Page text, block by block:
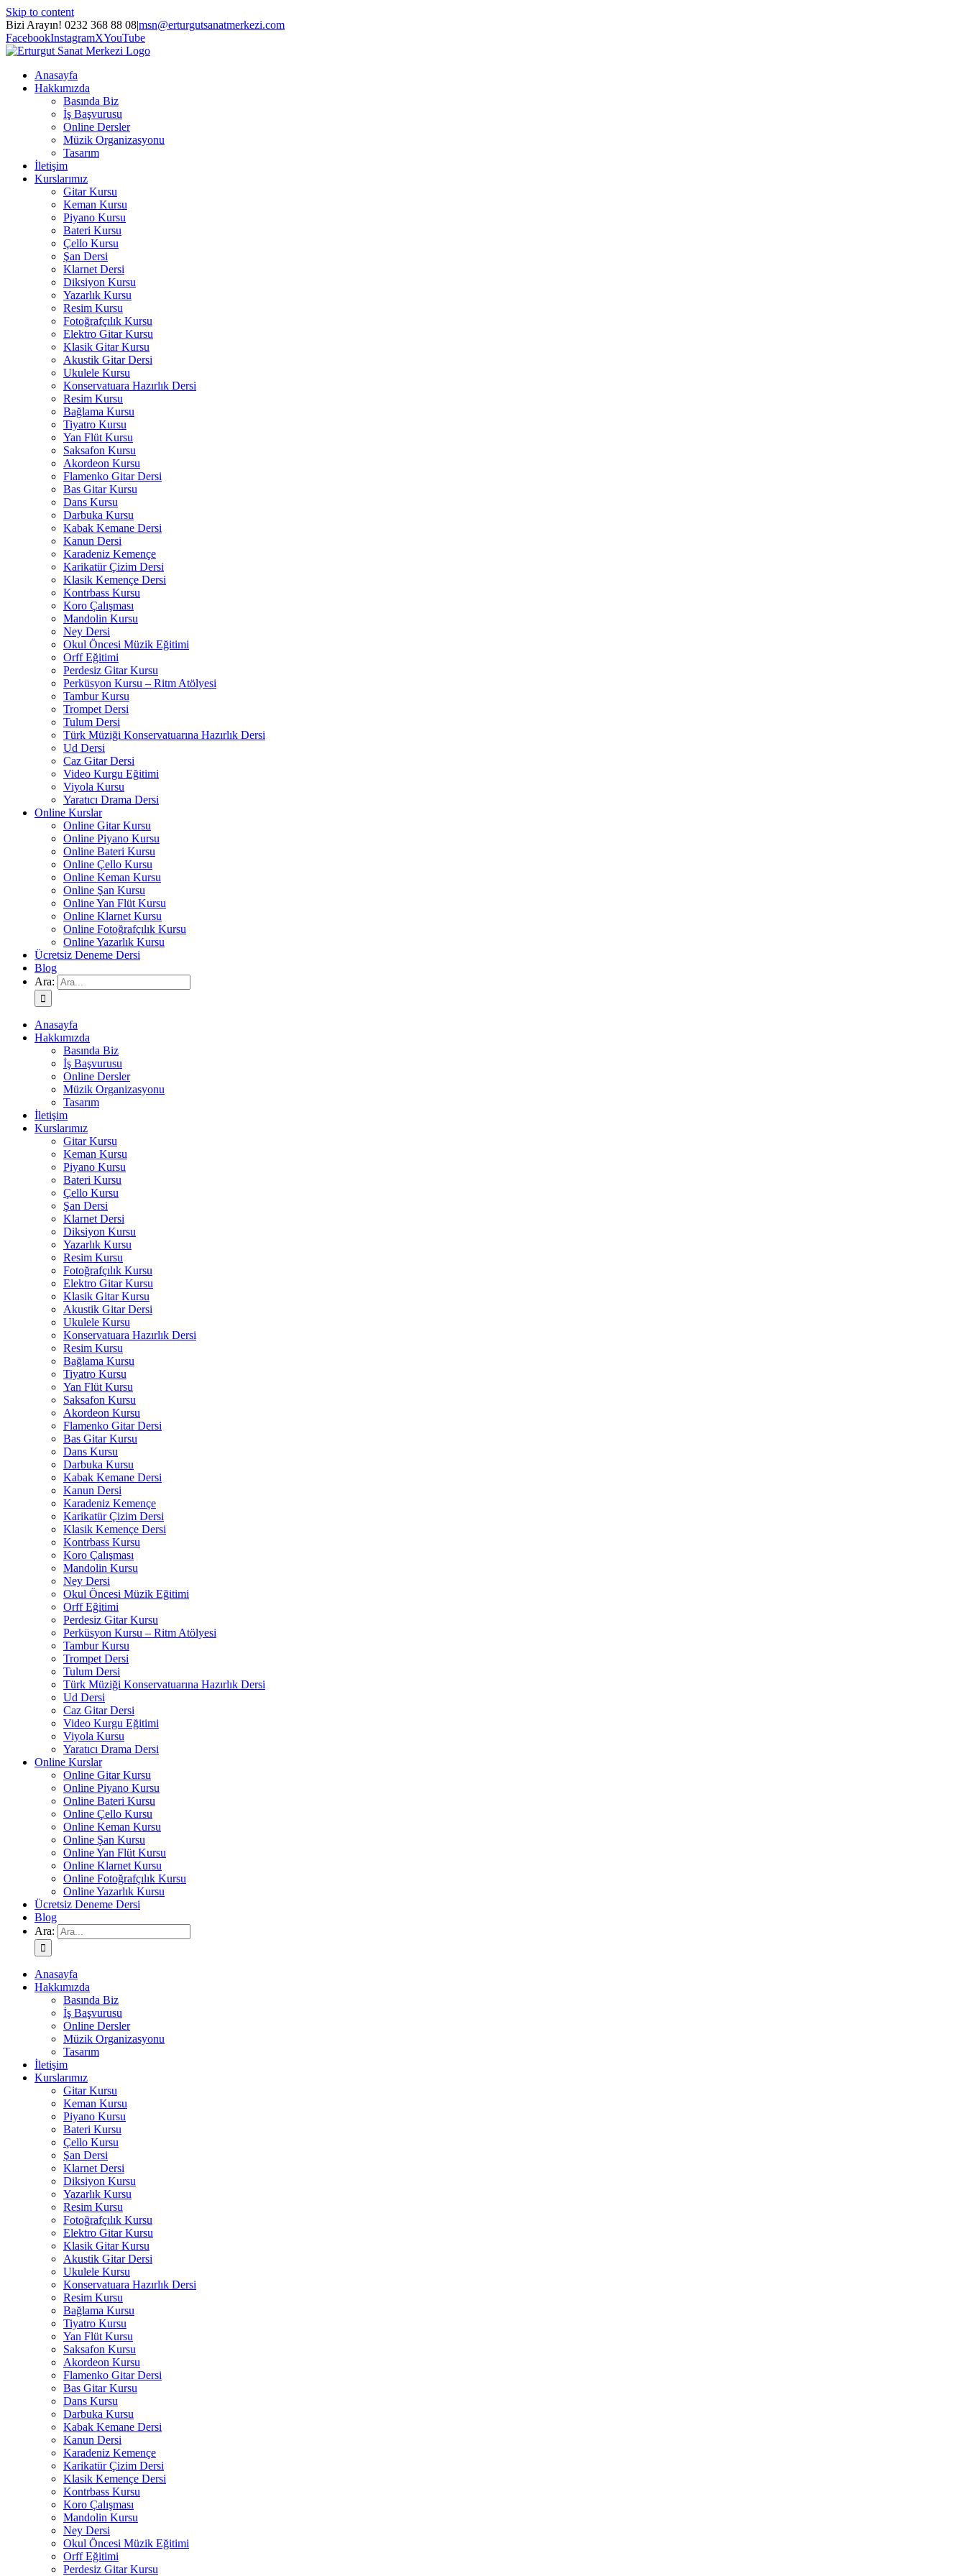
Skip to content
Bizi Arayın! 0232 368 88 08|msn@erturgutsanatmerkezi.com
FacebookInstagramXYouTube
Anasayfa
Hakkımızda
Basında Biz
İş Başvurusu
Online Dersler
Müzik Organizasyonu
Tasarım
İletişim
Kurslarımız
Gitar Kursu
Keman Kursu
Piyano Kursu
Bateri Kursu
Çello Kursu
Şan Dersi
Klarnet Dersi
Diksiyon Kursu
Yazarlık Kursu
Resim Kursu
Fotoğrafçılık Kursu
Elektro Gitar Kursu
Klasik Gitar Kursu
Akustik Gitar Dersi
Ukulele Kursu
Konservatuara Hazırlık Dersi
Resim Kursu
Bağlama Kursu
Tiyatro Kursu
Yan Flüt Kursu
Saksafon Kursu
Akordeon Kursu
Flamenko Gitar Dersi
Bas Gitar Kursu
Dans Kursu
Darbuka Kursu
Kabak Kemane Dersi
Kanun Dersi
Karadeniz Kemençe
Karikatür Çizim Dersi
Klasik Kemençe Dersi
Kontrbass Kursu
Koro Çalışması
Mandolin Kursu
Ney Dersi
Okul Öncesi Müzik Eğitimi
Orff Eğitimi
Perdesiz Gitar Kursu
Perküsyon Kursu – Ritm Atölyesi
Tambur Kursu
Trompet Dersi
Tulum Dersi
Türk Müziği Konservatuarına Hazırlık Dersi
Ud Dersi
Caz Gitar Dersi
Video Kurgu Eğitimi
Viyola Kursu
Yaratıcı Drama Dersi
Online Kurslar
Online Gitar Kursu
Online Piyano Kursu
Online Bateri Kursu
Online Çello Kursu
Online Keman Kursu
Online Şan Kursu
Online Yan Flüt Kursu
Online Klarnet Kursu
Online Fotoğrafçılık Kursu
Online Yazarlık Kursu
Ücretsiz Deneme Dersi
Blog
Ara:
Anasayfa
Hakkımızda
Basında Biz
İş Başvurusu
Online Dersler
Müzik Organizasyonu
Tasarım
İletişim
Kurslarımız
Gitar Kursu
Keman Kursu
Piyano Kursu
Bateri Kursu
Çello Kursu
Şan Dersi
Klarnet Dersi
Diksiyon Kursu
Yazarlık Kursu
Resim Kursu
Fotoğrafçılık Kursu
Elektro Gitar Kursu
Klasik Gitar Kursu
Akustik Gitar Dersi
Ukulele Kursu
Konservatuara Hazırlık Dersi
Resim Kursu
Bağlama Kursu
Tiyatro Kursu
Yan Flüt Kursu
Saksafon Kursu
Akordeon Kursu
Flamenko Gitar Dersi
Bas Gitar Kursu
Dans Kursu
Darbuka Kursu
Kabak Kemane Dersi
Kanun Dersi
Karadeniz Kemençe
Karikatür Çizim Dersi
Klasik Kemençe Dersi
Kontrbass Kursu
Koro Çalışması
Mandolin Kursu
Ney Dersi
Okul Öncesi Müzik Eğitimi
Orff Eğitimi
Perdesiz Gitar Kursu
Perküsyon Kursu – Ritm Atölyesi
Tambur Kursu
Trompet Dersi
Tulum Dersi
Türk Müziği Konservatuarına Hazırlık Dersi
Ud Dersi
Caz Gitar Dersi
Video Kurgu Eğitimi
Viyola Kursu
Yaratıcı Drama Dersi
Online Kurslar
Online Gitar Kursu
Online Piyano Kursu
Online Bateri Kursu
Online Çello Kursu
Online Keman Kursu
Online Şan Kursu
Online Yan Flüt Kursu
Online Klarnet Kursu
Online Fotoğrafçılık Kursu
Online Yazarlık Kursu
Ücretsiz Deneme Dersi
Blog
Ara:
Anasayfa
Hakkımızda
Basında Biz
İş Başvurusu
Online Dersler
Müzik Organizasyonu
Tasarım
İletişim
Kurslarımız
Gitar Kursu
Keman Kursu
Piyano Kursu
Bateri Kursu
Çello Kursu
Şan Dersi
Klarnet Dersi
Diksiyon Kursu
Yazarlık Kursu
Resim Kursu
Fotoğrafçılık Kursu
Elektro Gitar Kursu
Klasik Gitar Kursu
Akustik Gitar Dersi
Ukulele Kursu
Konservatuara Hazırlık Dersi
Resim Kursu
Bağlama Kursu
Tiyatro Kursu
Yan Flüt Kursu
Saksafon Kursu
Akordeon Kursu
Flamenko Gitar Dersi
Bas Gitar Kursu
Dans Kursu
Darbuka Kursu
Kabak Kemane Dersi
Kanun Dersi
Karadeniz Kemençe
Karikatür Çizim Dersi
Klasik Kemençe Dersi
Kontrbass Kursu
Koro Çalışması
Mandolin Kursu
Ney Dersi
Okul Öncesi Müzik Eğitimi
Orff Eğitimi
Perdesiz Gitar Kursu